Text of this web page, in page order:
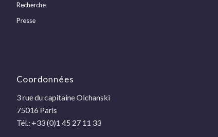
Recherche
Presse
Coordonnées
3 rue du capitaine Olchanski
75016 Paris
Tél.: +33 (0)1 45 27 11 33